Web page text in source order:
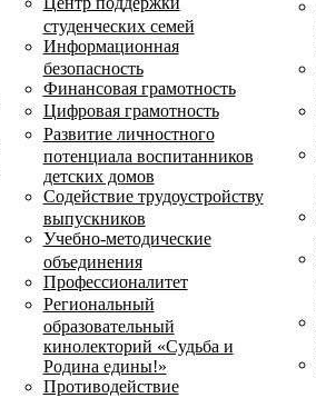
студенческих семей
Информационная
безопасность
Финансовая грамотность
Цифровая грамотность
Развитие личностного
потенциала воспитанников
детских домов
Содействие трудоустройству
выпускников
Учебно-методические
объединения
Профессионалитет
Региональный
образовательный
кинолекторий «Судьба и
Родина едины!»
Противодействие